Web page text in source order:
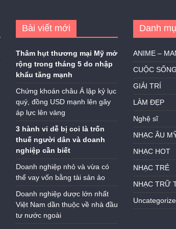
Bài viết mới
Thâm hụt thương mại Mỹ mở
rộng trong tháng 5 do nhập
khẩu tăng mạnh
Chứng khoán châu Á lập kỷ lục
quý, đồng USD mạnh lên gây
áp lực lên vàng
3 hành vi dễ bị coi là trốn
thuế người dân và doanh
nghiệp cần biết
Doanh nghiệp nhỏ và vừa có
thể vay vốn bằng tài sản ảo
Doanh nghiệp dược lớn nhất
Việt Nam dần thuộc về nhà đầu
tư nước ngoài
Danh
ANIME –
CUỘC SỐNG
GIẢI TRÍ
LÀM ĐẸP
Nghệ sĩ
NHẠC ÂU
NHẠC HOT
NHẠC TRẺ
NHẠC TRỮ